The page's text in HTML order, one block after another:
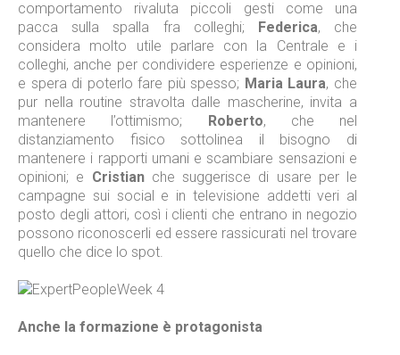
comportamento rivaluta piccoli gesti come una
pacca sulla spalla fra colleghi;
Federica, che
considera molto utile parlare con la Centrale e i
colleghi, anche per condividere esperienze e opinioni,
e spera di poterlo fare più spesso; Maria Laura, che
pur nella routine stravolta dalle mascherine, invita a
mantenere l’ottimismo;
Roberto, che nel
distanziamento fisico sottolinea il bisogno di
mantenere i rapporti umani e scambiare sensazioni e
opinioni; e Cristianche suggerisce di usare per le
campagne sui social e in televisione addetti veri al
posto degli attori, così i clienti che entrano in negozio
possono riconoscerli ed essere rassicurati nel trovare
quello che dice lo spot.
Anche la formazione è protagonista